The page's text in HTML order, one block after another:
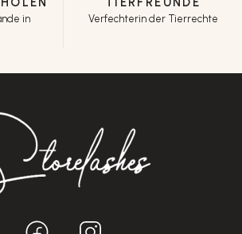
in
Verfechterin der Tierrechte